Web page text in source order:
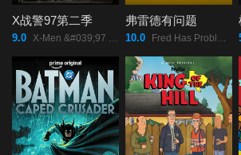
X战警97第二季
9.0 X-Men &#039;97 Season 2/
弗雷德有问题
10.0 Fred Has Problems/